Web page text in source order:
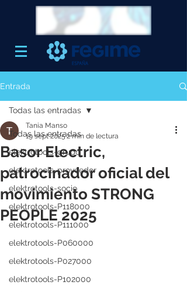
Entrada
Todas las entradas
elektrotools-grupo
elektrotools-proveedor
elektrotools-socio
elektrotools-P118000
elektrotools-P111000
elektrotools-P060000
elektrotools-P027000
elektrotools-P102000
Todas las entradas
Basor Electric,
patrocinador oficial del
movimiento STRONG
PEOPLE 2025
Tania Manso
19 sept 20252 min de lectura